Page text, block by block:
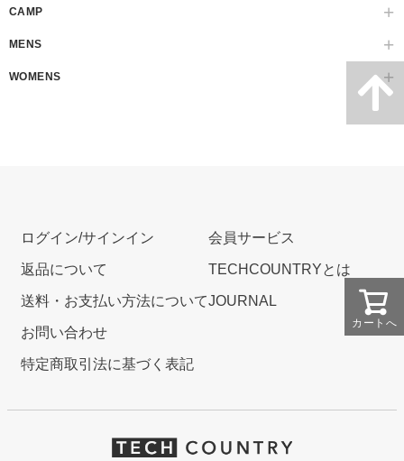
CAMP
MENS
WOMENS
カートへ
ログイン/サインイン
返品について
送料・お支払い方法について
お問い合わせ
特定商取引法に基づく表記
会員サービス
TECHCOUNTRYとは
JOURNAL